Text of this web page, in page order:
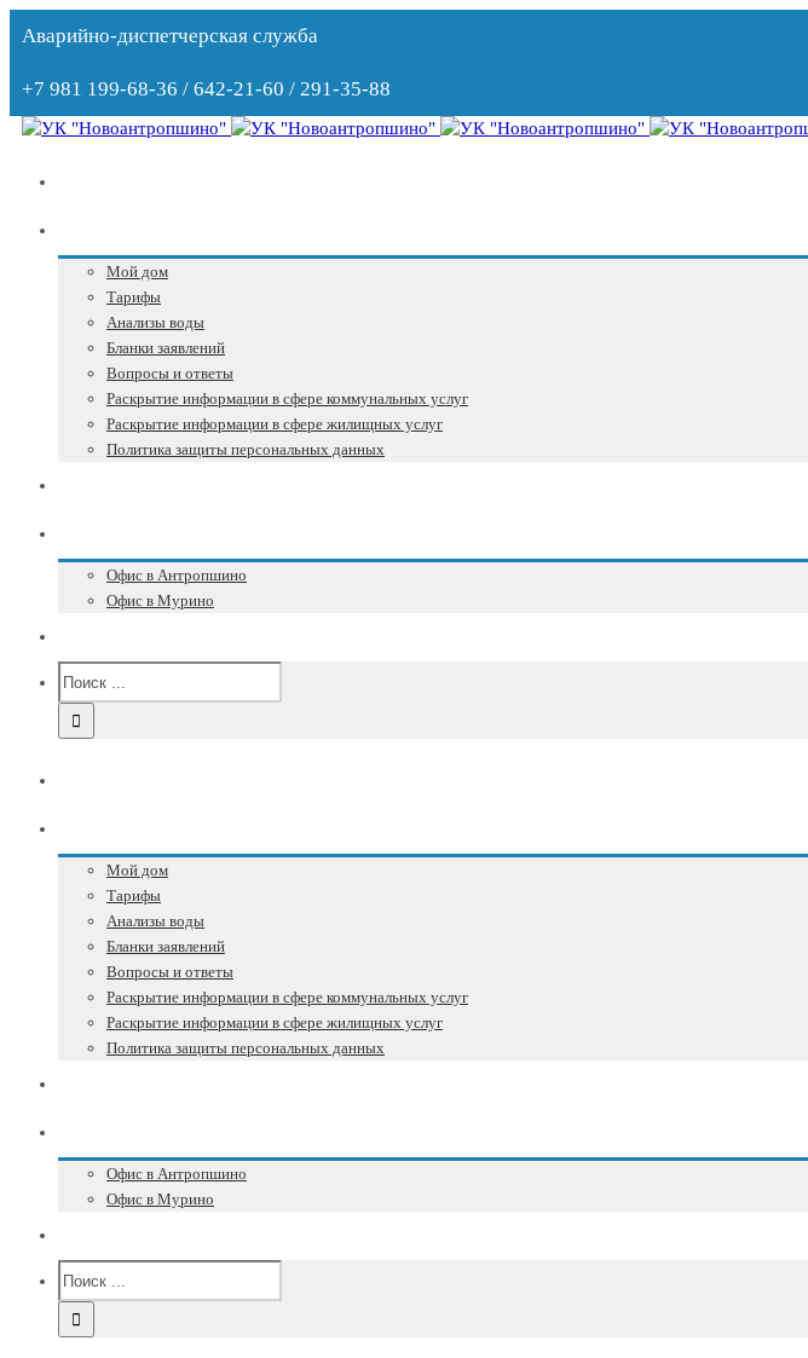
Аварийно-диспетчерская служба
+7 981 199-68-36 / 642-21-60 / 291-35-88
Мой дом
Тарифы
Анализы воды
Бланки заявлений
Вопросы и ответы
Раскрытие информации в сфере коммунальных услуг
Раскрытие информации в сфере жилищных услуг
Политика защиты персональных данных
Офис в Антропшино
Офис в Мурино
Мой дом
Тарифы
Анализы воды
Бланки заявлений
Вопросы и ответы
Раскрытие информации в сфере коммунальных услуг
Раскрытие информации в сфере жилищных услуг
Политика защиты персональных данных
Офис в Антропшино
Офис в Мурино